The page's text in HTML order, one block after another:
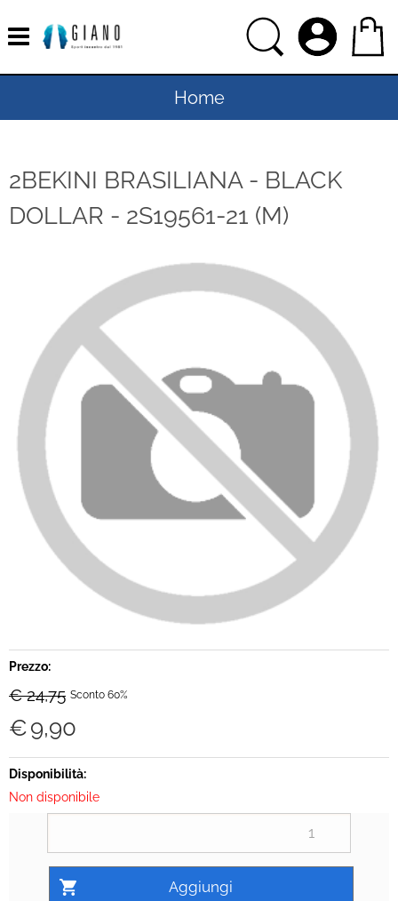
Home
Donna
Bambina
Ciclismo
Brand
Contatti
2BEKINI BRASILIANA - BLACK
DOLLAR - 2S19561-21 (M)
Prezzo:
€ 24,75 Sconto 60%
€9,90
Disponibilità:
Non disponibile